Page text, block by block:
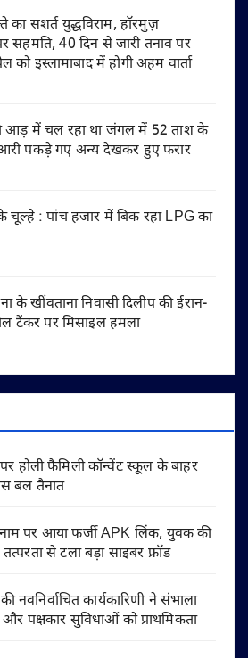
का सशर्त युद्धविराम, हॉरमुज़
40 दिन से जारी तनाव पर
को इस्लामाबाद में होगी अहम वार्ता
आड़ में चल रहा था जंगल में 52 ताश के
पकड़े गए अन्य देखकर हुए फरार
चूल्हे : पांच हजार में बिक रहा LPG का
के खींवताना निवासी दिलीप की ईरान-
टैंकर पर मिसाइल हमला
होली फैमिली कॉन्वेंट स्कूल के बाहर
बल तैनात
पर आया फर्जी APK लिंक, युवक की
से टला बड़ा साइबर फ्रॉड
कार्यकारिणी ने संभाला
पक्षकार सुविधाओं को प्राथमिकता